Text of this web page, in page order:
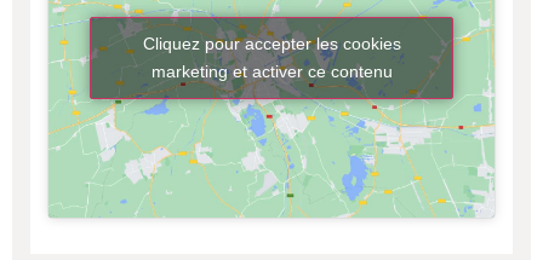
Cliquez pour accepter les cookies
marketing et activer ce contenu